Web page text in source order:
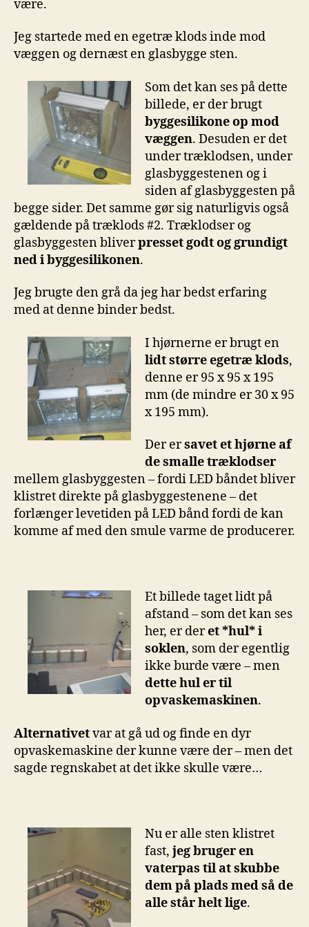
være.
Jeg startede med en egetræ klods inde mod
væggen og dernæst en glasbygge sten.
Som det kan ses på dette
billede, er der brugt
byggesilikone op mod
væggen. Desuden er det
under træklodsen, under
glasbyggestenen og i
siden af glasbyggesten på
begge sider. Det samme gør sig naturligvis også
gældende på træklods #2. Træklodser og
glasbyggesten bliverpresset godt og grundigt
ned i byggesilikonen.
Jeg brugte den grå da jeg har bedst erfaring
med at denne binder bedst.
I hjørnerne er brugt en
lidt større egetræ klods,
denne er 95 x 95 x 195
mm (de mindre er 30 x 95
x 195 mm).
Der ersavet et hjørne af
de smalle træklodser
mellem glasbyggesten – fordi LED båndet bliver
klistret direkte på glasbyggestenene – det
forlænger levetiden på LED bånd fordi de kan
komme af med den smule varme de producerer.
Et billede taget lidt på
afstand – som det kan ses
her, er deret *hul* i
soklen, som der egentlig
ikke burde være – men
dette hul er til
opvaskemaskinen.
Alternativetvar at gå ud og finde en dyr
opvaskemaskine der kunne være der – men det
sagde regnskabet at det ikke skulle være…
Nu er alle sten klistret
fast, jeg bruger en
vaterpas til at skubbe
dem på plads med så de
alle står helt lige.